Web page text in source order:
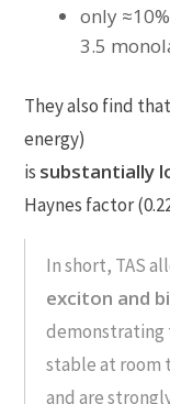
only
3.5
They also find
energy)
is substantially
Haynes factor
In short, TAS
exciton and
demonstrating
stable at room
and are